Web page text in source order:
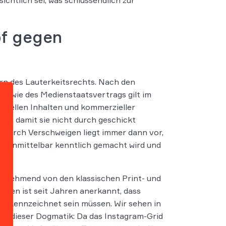
gegen
des Lauterkeitsrechts. Nach den
des Medienstaatsvertrags gilt im
Inhalten und kommerzieller
damit sie nicht durch geschickt
Verschweigen liegt immer dann vor,
unmittelbar kenntlich gemacht wird und
von den klassischen Print- und
ist seit Jahren anerkannt, dass
sein müssen. Wir sehen in
dieser Dogmatik: Da das Instagram-Grid